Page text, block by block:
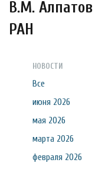
В.М.
РАН
НОВОСТИ
Все
июня 2026
мая 2026
марта 2026
февраля 2026